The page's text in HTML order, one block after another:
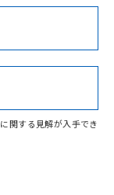
Cr(VI)
合状況ページへ
ご検索ください
関する見解が入手でき